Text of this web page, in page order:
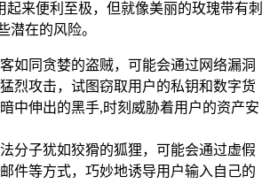
起来便利至极，但就像美丽的玫瑰带有刺
潜在的风险。
如同贪婪的盗贼，可能会通过网络漏洞
烈攻击，试图窃取用户的私钥和数字货
中伸出的黑手,时刻威胁着用户的资产安
分子犹如狡猾的狐狸，可能会通过虚假
件等方式，巧妙地诱导用户输入自己的